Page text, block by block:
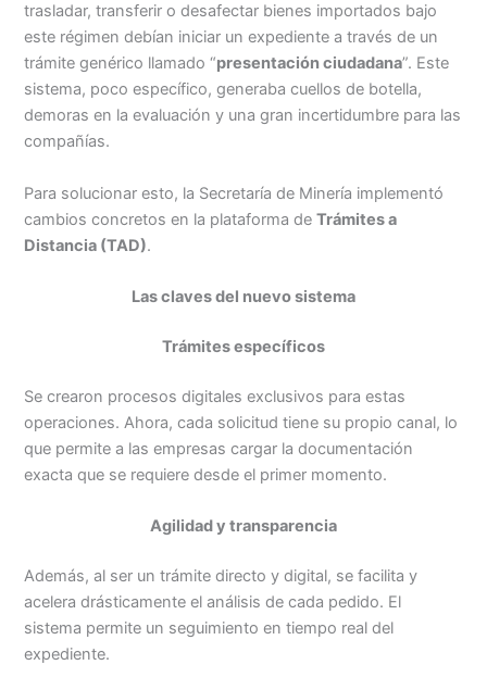
trasladar, transferir o desafectar bienes importados bajo
este régimen debían iniciar un expediente a través de un
trámite genérico llamado “presentación ciudadana”. Este
sistema, poco específico, generaba cuellos de botella,
demoras en la evaluación y una gran incertidumbre para las
compañías.
Para solucionar esto, la Secretaría de Minería implementó
cambios concretos en la plataforma deTrámites a
Distancia (TAD).
Las claves del nuevo sistema
Trámites específicos
Se crearon procesos digitales exclusivos para estas
operaciones. Ahora, cada solicitud tiene su propio canal, lo
que permite a las empresas cargar la documentación
exacta que se requiere desde el primer momento.
Agilidad y transparencia
Además, al ser un trámite directo y digital, se facilita y
acelera drásticamente el análisis de cada pedido. El
sistema permite un seguimiento en tiempo real del
expediente.